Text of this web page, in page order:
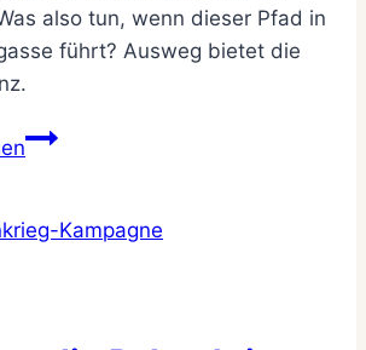
also tun, wenn dieser Pfad in
führt? Ausweg bietet die
Mit
Lizenz